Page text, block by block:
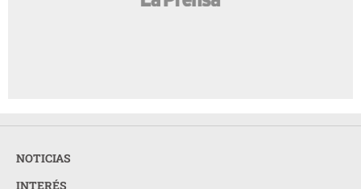
NOTICIAS
INTERÉS